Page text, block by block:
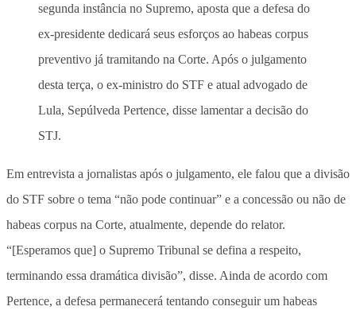
segunda instância no Supremo, aposta que a defesa do
ex-presidente dedicará seus esforços ao habeas corpus
preventivo já tramitando na Corte. Após o julgamento
desta terça, o ex-ministro do STF e atual advogado de
Lula, Sepúlveda Pertence, disse lamentar a decisão do
STJ.
Em entrevista a jornalistas após o julgamento, ele falou que a divisão
do STF sobre o tema “não pode continuar” e a concessão ou não de
habeas corpus na Corte, atualmente, depende do relator.
“[Esperamos que] o Supremo Tribunal se defina a respeito,
terminando essa dramática divisão”, disse. Ainda de acordo com
Pertence, a defesa permanecerá tentando conseguir um habeas